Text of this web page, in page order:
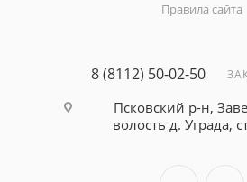
Правила сайта
8 (8112) 50-02-50
Псковский р-н,
волость д. Уграда,